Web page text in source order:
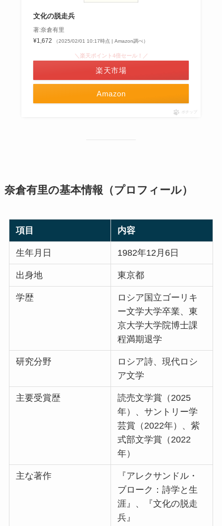
文化の脱走兵
著:奈倉有里
¥1,672
（2025/02/01 10:17時点 | Amazon調べ）
Amazon
＼楽天ポイント4倍セール！／
楽天市場
ポチップ
奈倉有里の基本情報（プロフィール）
項目 内容
生年月日 1982年12月6日
出身地 東京都
学歴
ロシア国立ゴーリキ
ー文学大学卒業、東
京大学大学院博士課
程満期退学
研究分野
ロシア詩、現代ロシ
ア文学
主要受賞歴
読売文学賞（2025
年）、サントリー学
芸賞（2022年）、紫
式部文学賞（2022
年）
主な著作
『アレクサンドル・
ブローク：詩学と生
涯』、『文化の脱走
兵』